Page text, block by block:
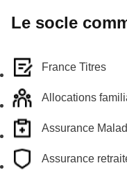
Le socle
France Titres
Allocations
Assurance
Assurance